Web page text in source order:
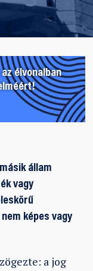
élvonalban
állam
vagy
képes vagy
a jog